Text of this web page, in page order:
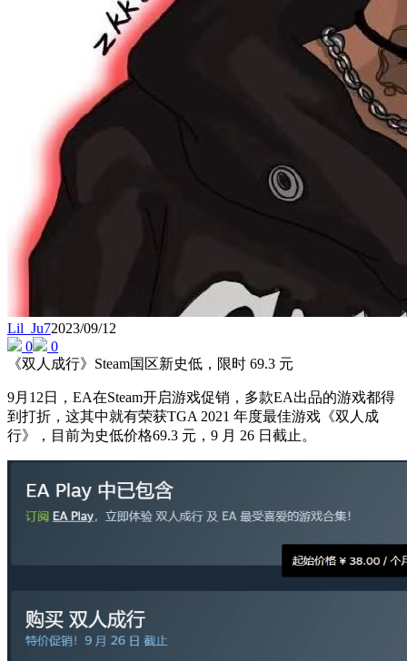
Lil_Ju72023/09/12
0
0
《双人成行》Steam国区新史低，限时 69.3 元
9月12日，EA在Steam开启游戏促销，多款EA出品的游戏都得
到打折，这其中就有荣获TGA 2021 年度最佳游戏《双人成
行》，目前为史低价格69.3 元，9 月 26 日截止。